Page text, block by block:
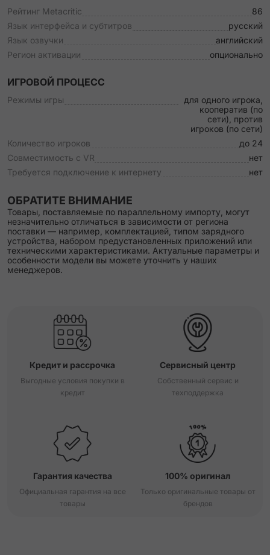
Рейтинг Metacritic
86
Язык интерфейса и субтитров
русский
Язык озвучки
английский
Регион активации
опционально
ИГРОВОЙ ПРОЦЕСС
Режимы игры
для одного игрока,
кооператив (по
сети), против
игроков (по сети)
Количество игроков
до 24
Совместимость с VR
нет
Требуется подключение к интернету
нет
ОБРАТИТЕ ВНИМАНИЕ
Товары, поставляемые по параллельному импорту, могут
незначительно отличаться в зависимости от региона
поставки — например, комплектацией, типом зарядного
устройства, набором предустановленных приложений или
техническими характеристиками. Актуальные параметры и
особенности модели вы можете уточнить у наших
менеджеров.
Кредит и рассрочка
Выгодные условия покупки в
кредит
Сервисный центр
Собственный сервис и
техподдержка
Гарантия качества
Официальная гарантия на все
товары
100% оригинал
Только оригинальные товары от
брендов